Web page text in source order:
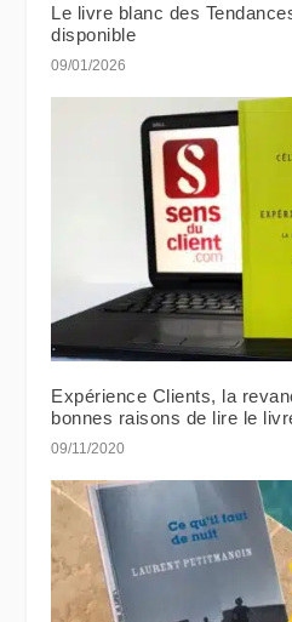
Le livre blanc des
disponible
09/01/2026
Expérience Clients, la
bonnes raisons de lire le
09/11/2020